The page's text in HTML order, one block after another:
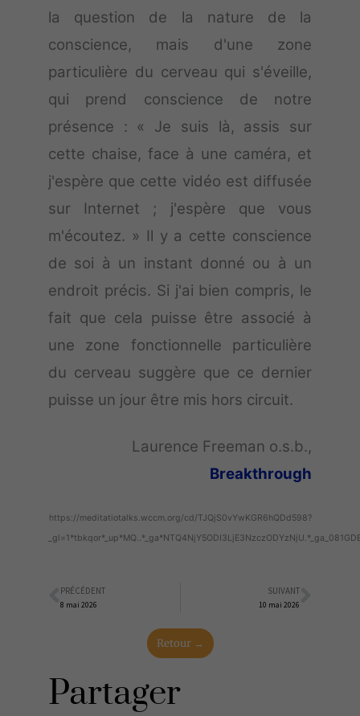
la question de la nature de la
conscience, mais d'une zone
particulière du cerveau qui s'éveille,
qui prend conscience de notre
présence : « Je suis là, assis sur
cette chaise, face à une caméra, et
j'espère que cette vidéo est diffusée
sur Internet ; j'espère que vous
m'écoutez. » Il y a cette conscience
de soi à un instant donné ou à un
endroit précis. Si j'ai bien compris, le
fait que cela puisse être associé à
une zone fonctionnelle particulière
du cerveau suggère que ce dernier
puisse un jour être mis hors circuit.
Laurence Freeman o.s.b.,
Breakthrough
https://meditatiotalks.wccm.org/cd/TJQjS0vYwKGR6hQDd598?
Précédent
PRÉCÉDENT
8 mai 2026
SUIVANT
10 mai 2026
Retour →
Partager